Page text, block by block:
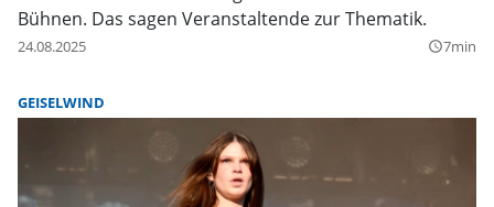
Bühnen. Das sagen Veranstaltende zur Thematik.
24.08.2025 query_builder7min
GEISELWIND